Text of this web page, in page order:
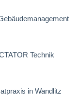
Technik
in Wandlitz